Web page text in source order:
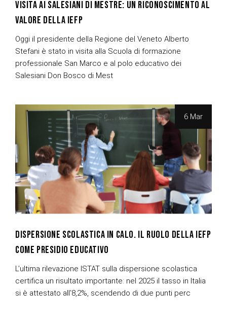
VISITA AI SALESIANI DI MESTRE: UN RICONOSCIMENTO AL
VALORE DELLA IEFP
Oggi il presidente della Regione del Veneto Alberto
Stefani è stato in visita alla Scuola di formazione
professionale San Marco e al polo educativo dei
Salesiani Don Bosco di Mest
6 Mar
DISPERSIONE SCOLASTICA IN CALO. IL RUOLO DELLA IEFP
COME PRESIDIO EDUCATIVO
L’ultima rilevazione ISTAT sulla dispersione scolastica
certifica un risultato importante: nel 2025 il tasso in Italia
si è attestato all’8,2%, scendendo di due punti perc